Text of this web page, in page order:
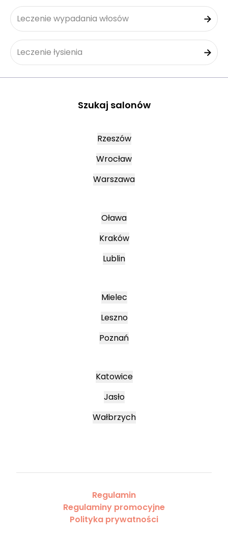
Leczenie wypadania włosów
Leczenie łysienia
Szukaj salonów
Rzeszów
Wrocław
Warszawa
Oława
Kraków
Lublin
Mielec
Leszno
Poznań
Katowice
Jasło
Wałbrzych
Regulamin
Regulaminy promocyjne
Polityka prywatności